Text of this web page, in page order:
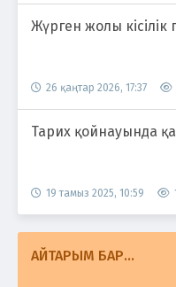
Жүрген жолы
26 қаңтар 2026, 17:37
Тарих қойнауында
19 тамыз 2025, 10:59
АЙТАРЫМ БАР...